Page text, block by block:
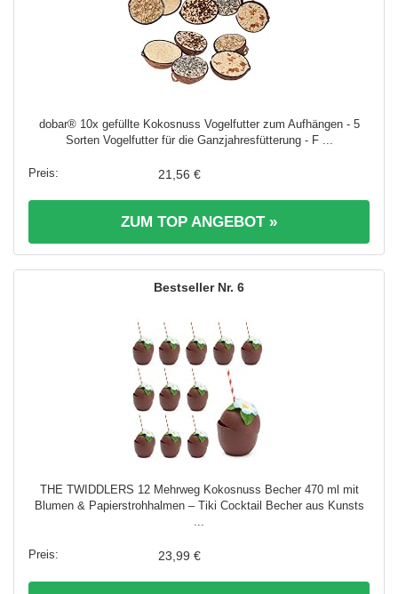
dobar® 10x gefüllte Kokosnuss Vogelfutter zum Aufhängen - 5
Sorten Vogelfutter für die Ganzjahresfütterung - F ...
21,56 €
ZUM TOP ANGEBOT »
6
THE TWIDDLERS 12 Mehrweg Kokosnuss Becher 470 ml mit
Blumen & Papierstrohhalmen – Tiki Cocktail Becher aus Kunsts
23,99 €